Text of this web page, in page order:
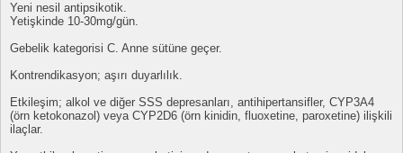
Yeni nesil antipsikotik.
Yetişkinde 10-30mg/gün.
Gebelik kategorisi C. Anne sütüne geçer.
Kontrendikasyon; aşırı duyarlılık.
Etkileşim; alkol ve diğer SSS depresanları, antihipertansifler, CYP3A4
(örn ketokonazol) veya CYP2D6 (örn kinidin, fluoxetine, paroxetine) ilişkili
ilaçlar.